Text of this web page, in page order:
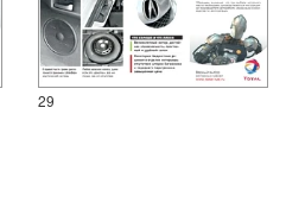
29